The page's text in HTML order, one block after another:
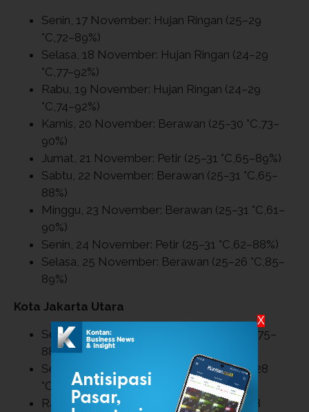
Senin, 17 November: Hujan Ringan (25–29
°C,72–89%)
Selasa, 18 November: Hujan Ringan (24–29
°C,77–92%)
Rabu, 19 November: Hujan Ringan (24–29
°C,74–92%)
Kamis, 20 November: Berawan (25–30 °C,73–
90%)
Jumat, 21 November: Petir (25–31 °C,65–89%)
Sabtu, 22 November: Berawan (25–31 °C,65–
88%)
Minggu, 23 November: Berawan (25–31 °C,61–
90%)
Senin, 24 November: Petir (25–31 °C,62–88%)
Selasa, 25 November: Berawan (25–26 °C,85–
89%)
Kota Jakarta Utara
Senin, 17 November: Berawan (25–29 °C,75–
88%)
Selasa, 18 November: Hujan Ringan (25–28
°C,77–91%)
Rabu, 19 November: Hujan Ringan (25–28
X